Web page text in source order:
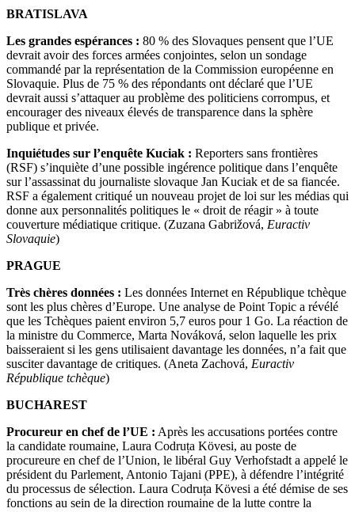
BRATISLAVA
Les grandes espérances : 80 % des Slovaques pensent que l’UE
devrait avoir des forces armées conjointes, selon un sondage
commandé par la représentation de la Commission européenne en
Slovaquie. Plus de 75 % des répondants ont déclaré que l’UE
devrait aussi s’attaquer au problème des politiciens corrompus, et
encourager des niveaux élevés de transparence dans la sphère
publique et privée.
Inquiétudes sur l’enquête Kuciak : Reporters sans frontières
(RSF) s’inquiète d’une possible ingérence politique dans l’enquête
sur l’assassinat du journaliste slovaque Jan Kuciak et de sa fiancée.
RSF a également critiqué un nouveau projet de loi sur les médias qui
donne aux personnalités politiques le « droit de réagir » à toute
couverture médiatique critique. (Zuzana Gabrižová, Euractiv
Slovaquie)
PRAGUE
Très chères données : Les données Internet en République tchèque
sont les plus chères d’Europe. Une analyse de Point Topic a révélé
que les Tchèques paient environ 5,7 euros pour 1 Go. La réaction de
la ministre du Commerce, Marta Nováková, selon laquelle les prix
baisseraient si les gens utilisaient davantage les données, n’a fait que
susciter davantage de critiques. (Aneta Zachová, Euractiv
République tchèque)
BUCHAREST
Procureur en chef de l’UE : Après les accusations portées contre
la candidate roumaine, Laura Codruța Kövesi, au poste de
procureure en chef de l’Union, le libéral Guy Verhofstadt a appelé le
président du Parlement, Antonio Tajani (PPE), à défendre l’intégrité
du processus de sélection. Laura Codruța Kövesi a été démise de ses
fonctions au sein de la direction roumaine de la lutte contre la